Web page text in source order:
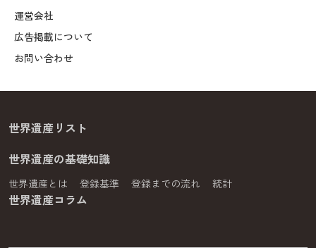
運営会社
広告掲載について
お問い合わせ
世界遺産リスト
世界遺産の基礎知識
世界遺産とは 登録基準 登録までの流れ 統計
世界遺産コラム